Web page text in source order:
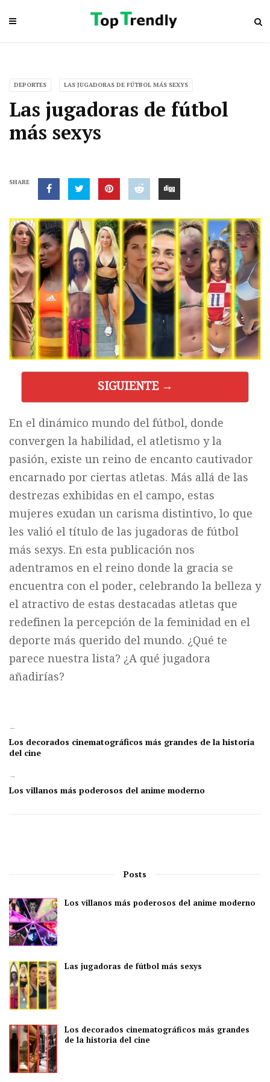
DEPORTES LAS JUGADORAS DE FÚTBOL MÁS SEXYS
Las jugadoras de fútbol
más sexys
SHARE
SIGUIENTE →
En el dinámico mundo del fútbol, donde
convergen la habilidad, el atletismo y la
pasión, existe un reino de encanto cautivador
encarnado por ciertas atletas. Más allá de las
destrezas exhibidas en el campo, estas
mujeres exudan un carisma distintivo, lo que
les valió el título de las jugadoras de fútbol
más sexys. En esta publicación nos
adentramos en el reino donde la gracia se
encuentra con el poder, celebrando la belleza y
el atractivo de estas destacadas atletas que
redefinen la percepción de la feminidad en el
deporte más querido del mundo. ¿Qué te
parece nuestra lista? ¿A qué jugadora
añadirías?
←
Los decorados cinematográficos más grandes de la historia
del cine
→
Los villanos más poderosos del anime moderno
Posts
Los villanos más poderosos del anime moderno
Las jugadoras de fútbol más sexys
Los decorados cinematográficos más grandes
de la historia del cine